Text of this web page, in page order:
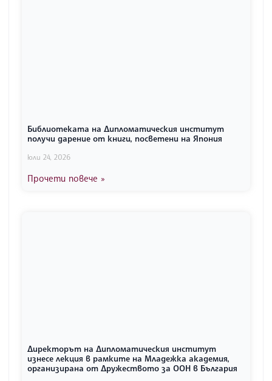
Библиотеката на Дипломатическия институт
получи дарение от книги, посветени на Япония
юли 24, 2026
Прочети повече »
Директорът на Дипломатическия институт
изнесе лекция в рамките на Младежка академия,
организирана от Дружеството за ООН в България